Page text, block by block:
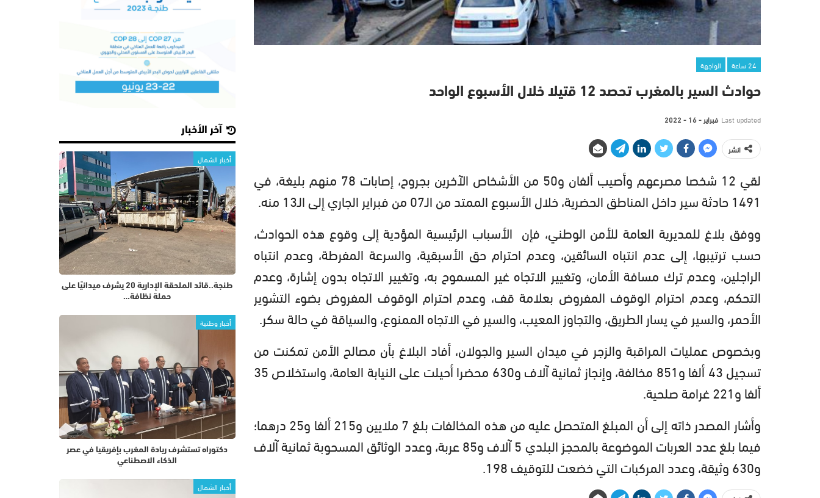
24 ساعة الواجهة
حوادث السير بالمغرب تحصد 12 قتيلا خلال الأسبوع الواحد
Last updated فبراير - 16 - 2022
انشر
لقي 12 شخصا مصرعهم وأصيب ألفان و50 من الأشخاص الآخرين بجروح، إصابات 78 منهم بليغة، في
1491 حادثة سير داخل المناطق الحضرية، خلال الأسبوع الممتد من الـ07 من فبراير الجاري إلى الـ13 منه.
ووفق بلاغ للمديرية العامة للأمن الوطني، فإن الأسباب الرئيسية المؤدية إلى وقوع هذه الحوادث،
حسب ترتيبها، إلى عدم انتباه السائقين، وعدم احترام حق الأسبقية، والسرعة المفرطة، وعدم انتباه
الراجلين، وعدم ترك مسافة الأمان، وتغيير الاتجاه غير المسموح به، وتغيير الاتجاه بدون إشارة، وعدم
التحكم، وعدم احترام الوقوف المفروض بعلامة قف، وعدم احترام الوقوف المفروض بضوء التشوير
الأحمر، والسير في يسار الطريق، والتجاوز المعيب، والسير في الاتجاه الممنوع، والسياقة في حالة سكر.
وبخصوص عمليات المراقبة والزجر في ميدان السير والجولان، أفاد البلاغ بأن مصالح الأمن تمكنت من
تسجيل 43 ألفا و851 مخالفة، وإنجاز ثمانية آلاف و630 محضرا أحيلت على النيابة العامة، واستخلاص 35
ألفا و221 غرامة صلحية.
وأشار المصدر ذاته إلى أن المبلغ المتحصل عليه من هذه المخالفات بلغ 7 ملايين و215 ألفا و25 درهما؛
فيما بلغ عدد العربات الموضوعة بالمحجز البلدي 5 آلاف و85 عربة، وعدد الوثائق المسحوبة ثمانية آلاف
و630 وثيقة، وعدد المركبات التي خضعت للتوقيف 198.
آخر الأخبار
أخبار الشمال
طنجة..قائد الملحقة الإدارية 20 يشرف ميدانيًا على
حملة نظافة…
أخبار وطنية
دكتوراه تستشرف ريادة المغرب بإفريقيا في عصر
الذكاء الاصطناعي
أخبار الشمال